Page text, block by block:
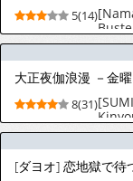
5(14)
大正夜伽浪漫 －金
8(31)
[ダヨオ] 恋地獄で待